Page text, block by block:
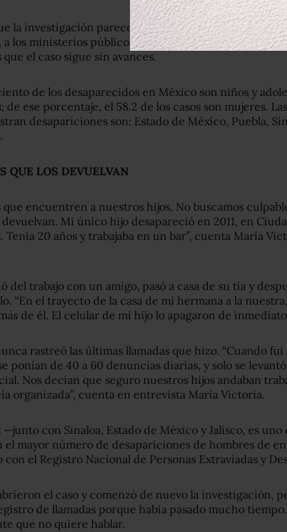
la investigación parece avanzar, explica Angélica
a los ministerios públicos o a los fiscales y el proceso
que el caso sigue sin avances.
de los desaparecidos en México son niños y
de ese porcentaje, el 58.2 de los casos son mujeres.
desapariciones son: Estado de México, Puebla,
QUE LOS DEVUELVAN
que encuentren a nuestros hijos. No buscamos
devuelvan. Mi único hijo desapareció en 2011, en
Tenía 20 años y trabajaba en un bar”, cuenta María
del trabajo con un amigo, pasó a casa de su tía y
“En el trayecto de la casa de mi hermana a la
de él. El celular de mi hijo lo apagaron de
rastreó las últimas llamadas que hizo. “Cuando fui
ponían de 40 a 60 denuncias diarias, y solo se
Nos decían que seguro nuestros hijos andaban
organizada”, cuenta en entrevista María Victoria.
con Sinaloa, Estado de México y Jalisco‚ es uno
mayor número de desapariciones de hombres de
con el Registro Nacional de Personas Extraviadas y
el caso y comenzó de nuevo la investigación,
de llamadas porque había pasado mucho
que no quiere hablar.